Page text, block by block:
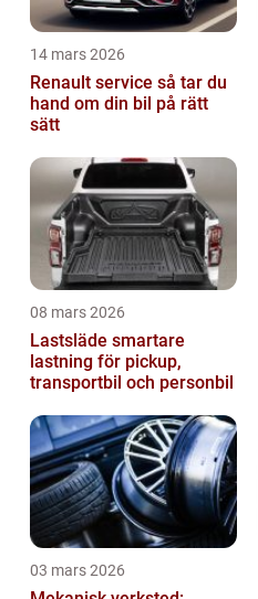
14 mars 2026
Renault service så tar du
hand om din bil på rätt
sätt
08 mars 2026
Lastsläde smartare
lastning för pickup,
transportbil och personbil
03 mars 2026